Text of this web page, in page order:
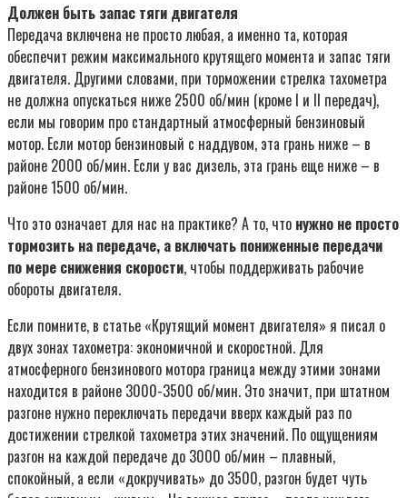
Должен быть запас тяги двигателя
Передача включена не просто любая, а именно та, которая
обеспечит режим максимального крутящего момента и запас тяги
двигателя. Другими словами, при торможении стрелка тахометра
не должна опускаться ниже 2500 об/мин (кроме I и II передач),
если мы говорим про стандартный атмосферный бензиновый
мотор. Если мотор бензиновый с наддувом, эта грань ниже – в
районе 2000 об/мин. Если у вас дизель, эта грань еще ниже – в
районе 1500 об/мин.
Что это означает для нас на практике? А то, что нужно не просто
тормозить на передаче, а включать пониженные передачи
по мере снижения скорости, чтобы поддерживать рабочие
обороты двигателя.
Если помните, в статье «Крутящий момент двигателя» я писал о
двух зонах тахометра: экономичной и скоростной. Для
атмосферного бензинового мотора граница между этими зонами
находится в районе 3000-3500 об/мин. Это значит, при штатном
разгоне нужно переключать передачи вверх каждый раз по
достижении стрелкой тахометра этих значений. По ощущениям
разгон на каждой передаче до 3000 об/мин – плавный,
спокойный, а если «докручивать» до 3500, разгон будет чуть